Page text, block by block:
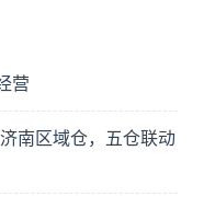
营
南区域仓，五仓联动